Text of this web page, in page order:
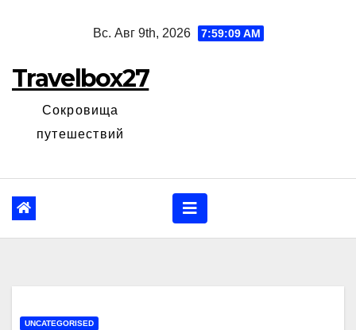
Вс. Авг 9th, 2026 7:59:10 AM
Travelbox27
Сокровища
путешествий
UNCATEGORISED